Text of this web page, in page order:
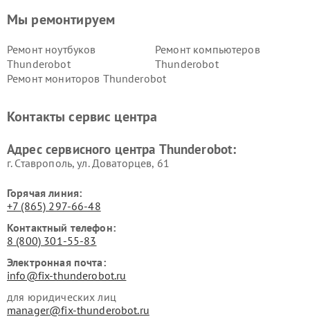
Мы ремонтируем
Ремонт ноутбуков
Thunderobot
Ремонт компьютеров
Thunderobot
Ремонт мониторов Thunderobot
Контакты сервис центра
Адрес сервисного центра Thunderobot:
г. Ставрополь, ул. Доваторцев, 61
Горячая линия:
+7 (865) 297-66-48
Контактный телефон:
8 (800) 301-55-83
Электронная почта:
info@fix-thunderobot.ru
для юридических лиц
manager@fix-thunderobot.ru